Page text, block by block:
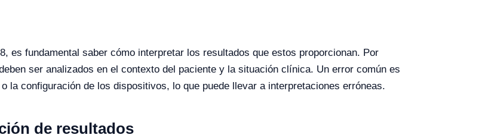
es fundamental saber cómo interpretar los resultados que estos proporcionan. Por
ser analizados en el contexto del paciente y la situación clínica. Un error común es
la configuración de los dispositivos, lo que puede llevar a interpretaciones erróneas.
de resultados